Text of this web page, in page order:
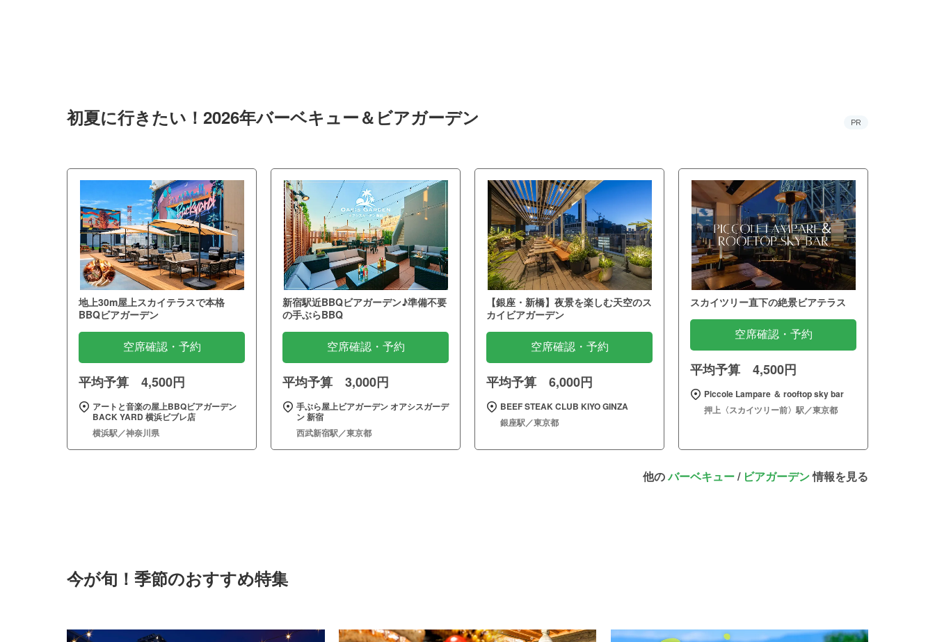
初夏に行きたい！2026年バーベキュー＆ビアガーデン PR
地上30m屋上スカイテラスで本格
BBQビアガーデン
空席確認・予約
平均予算 4,500円
アートと音楽の屋上BBQビアガーデン
BACK YARD 横浜ビブレ店
横浜駅／神奈川県
新宿駅近BBQビアガーデン♪準備不要
の手ぶらBBQ
空席確認・予約
平均予算 3,000円
手ぶら屋上ビアガーデン オアシスガーデ
ン 新宿
西武新宿駅／東京都
【銀座・新橋】夜景を楽しむ天空のス
カイビアガーデン
空席確認・予約
平均予算 6,000円
BEEF STEAK CLUB KIYO GINZA
銀座駅／東京都
スカイツリー直下の絶景ビアテラス
空席確認・予約
平均予算 4,500円
Piccole Lampare ＆ rooftop sky bar
押上〈スカイツリー前〉駅／東京都
他のバーベキュー/ ビアガーデン情報を見る
今が旬！季節のおすすめ特集